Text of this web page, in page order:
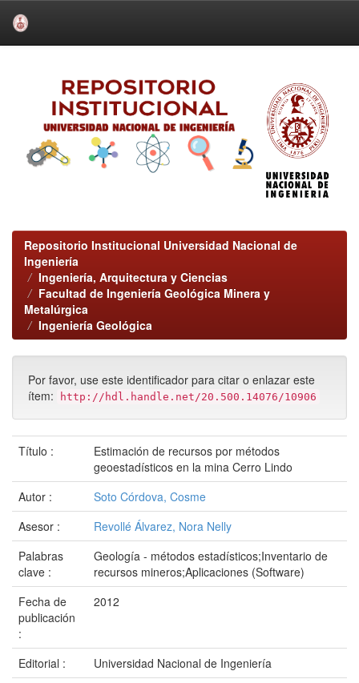
Repositorio Institucional Universidad Nacional de
Ingeniería
Ingeniería, Arquitectura y Ciencias
Facultad de Ingeniería Geológica Minera y
Metalúrgica
Ingeniería Geológica
Por favor, use este identificador para citar o enlazar este
ítem:
http://hdl.handle.net/20.500.14076/10906
Título :
Estimación de recursos por métodos
geoestadísticos en la mina Cerro Lindo
Autor :
Soto Córdova, Cosme
Asesor :
Revollé Álvarez, Nora Nelly
Palabras
clave :
Geología - métodos estadísticos;Inventario de
recursos mineros;Aplicaciones (Software)
Fecha de
publicación
:
2012
Editorial :
Universidad Nacional de Ingeniería